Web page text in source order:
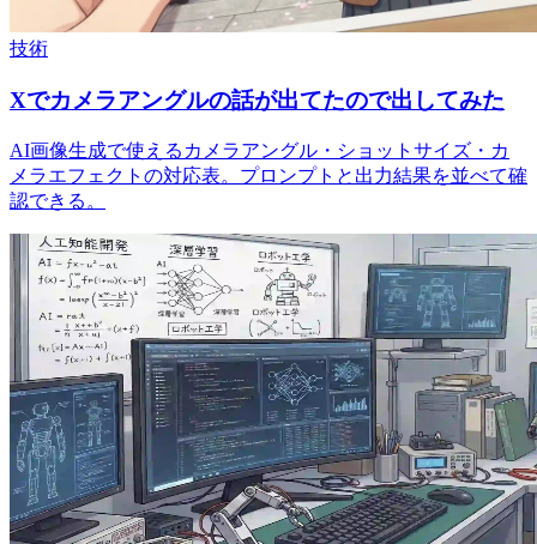
技術
Xでカメラアングルの話が出てたので出してみた
AI画像生成で使えるカメラアングル・ショットサイズ・カ
メラエフェクトの対応表。プロンプトと出力結果を並べて確
認できる。